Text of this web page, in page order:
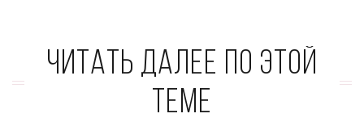
Читать далее по этой
теме